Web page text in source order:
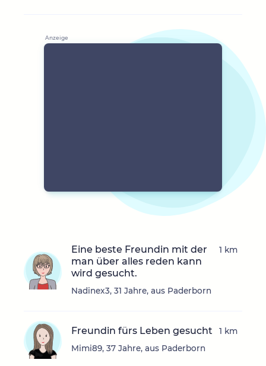
Eine beste Freundin mit der
man über alles reden kann
wird gesucht.
Nadinex3, 31 Jahre, aus Paderborn
1 km
Freundin fürs Leben gesucht
Mimi89, 37 Jahre, aus Paderborn
1 km